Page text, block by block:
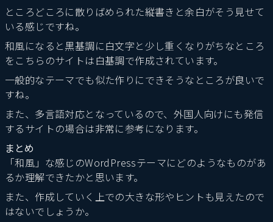
ところどころに散りばめられた縦書きと余白がそう見せて
いる感じですね。
和風になると黒基調に白文字と少し重くなりがちなところ
をこちらのサイトは白基調で作成されています。
一般的なテーマでも似た作りにできそうなところが良いで
すね。
また、多言語対応となっているので、外国人向けにも発信
するサイトの場合は非常に参考になります。
まとめ
「和風」な感じのWordPressテーマにどのようなものがあ
るか理解できたかと思います。
また、作成していく上での大きな形やヒントも見えたので
はないでしょうか。